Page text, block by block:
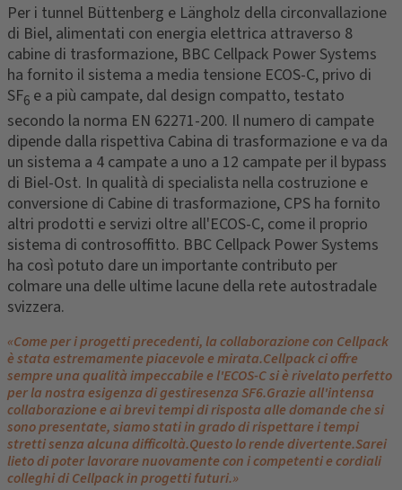
Per i tunnel Büttenberg e Längholz della circonvallazione
di Biel, alimentati con energia elettrica attraverso 8
cabine di trasformazione, BBC Cellpack Power Systems
ha fornito il sistema a media tensione ECOS-C, privo di
SF6 e a più campate, dal design compatto, testato
secondo la norma EN 62271-200. Il numero di campate
dipende dalla rispettiva Cabina di trasformazione e va da
un sistema a 4 campate a uno a 12 campate per il bypass
di Biel-Ost. In qualità di specialista nella costruzione e
conversione di Cabine di trasformazione, CPS ha fornito
altri prodotti e servizi oltre all'ECOS-C, come il proprio
sistema di controsoffitto. BBC Cellpack Power Systems
ha così potuto dare un importante contributo per
colmare una delle ultime lacune della rete autostradale
svizzera.
«Come per i progetti precedenti, la collaborazione con Cellpack
è stata estremamente piacevole e mirata.Cellpack ci offre
sempre una qualità impeccabile e l'ECOS-C si è rivelato perfetto
per la nostra esigenza di gestiresenza SF6.Grazie all'intensa
collaborazione e ai brevi tempi di risposta alle domande che si
sono presentate, siamo stati in grado di rispettare i tempi
stretti senza alcuna difficoltà.Questo lo rende divertente.Sarei
lieto di poter lavorare nuovamente con i competenti e cordiali
colleghi di Cellpack in progetti futuri.»